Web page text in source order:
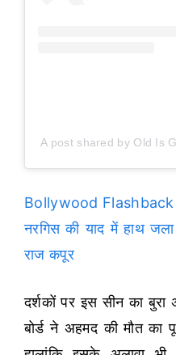
A post shared by Old Is
Bollywood
नरगिस की याद में हाथ
राज कपूर
दर्शकों पर इस सीन का
बोर्ड ने अहमद की मौत का